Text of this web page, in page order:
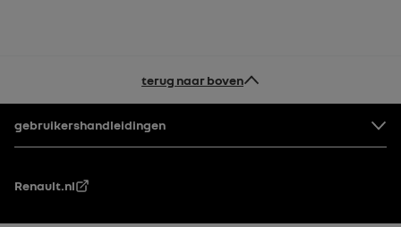
terug naar boven
Voettekst
gebruikershandleidingen
Renault.nl